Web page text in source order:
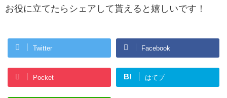
お役に立てたらシェアして貰えると嬉しいです！
Twitter Facebook
Pocket B! はてブ